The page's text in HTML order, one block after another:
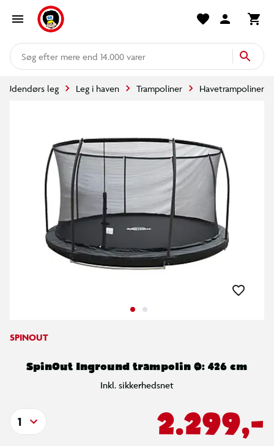
mere end 14.000 varer
Udendørs leg Leg i haven Trampoliner Havetrampoliner
SPINOUT
SpinOut Inground trampolin Ø: 426 cm
Inkl. sikkerhedsnet
2.299,-
1